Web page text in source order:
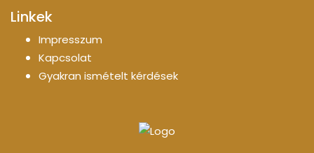
Linkek
Impresszum
Kapcsolat
Gyakran ismételt kérdések